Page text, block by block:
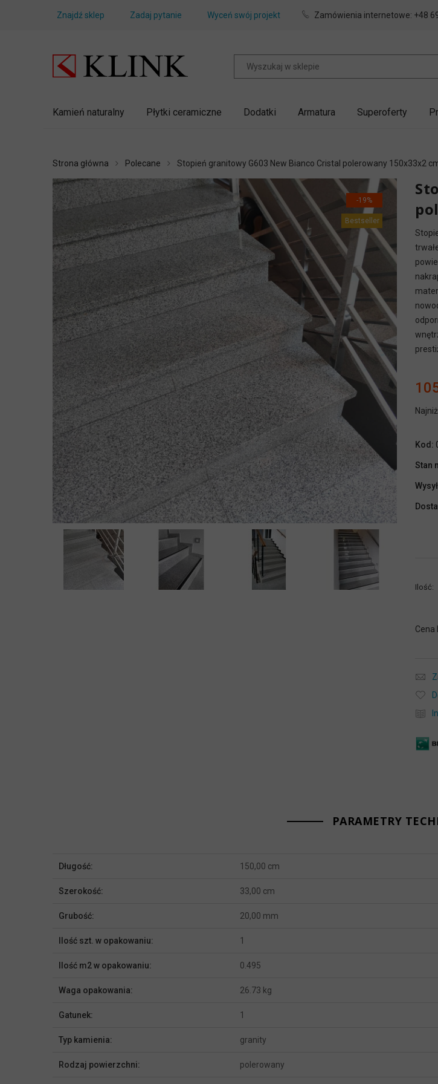
Znajdź sklep Zadaj pytanie Wyceń swój projekt Zamówienia internetowe: +48
Kamień naturalny Płytki ceramiczne Dodatki Armatura Superoferty
Strona główna Polecane Stopień granitowy G603 New Bianco Cristal polerowany 150x33x2
-19%
Bestseller
Kod:
Stan
Ilość:
Cena
PARAMETRY
Więcej
Długość: 150,00 cm
Szerokość: 33,00 cm
Grubość: 20,00 mm
Ilość szt. w opakowaniu: 1
Ilość m2 w opakowaniu: 0.495
Waga opakowania: 26.73 kg
Gatunek: 1
Typ kamienia: granity
Rodzaj powierzchni: polerowany